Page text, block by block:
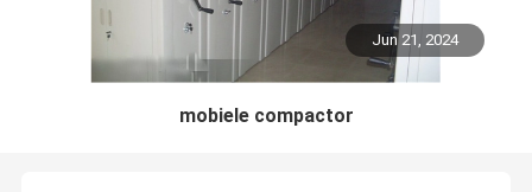
Jun 21, 2024
mobiele compactor